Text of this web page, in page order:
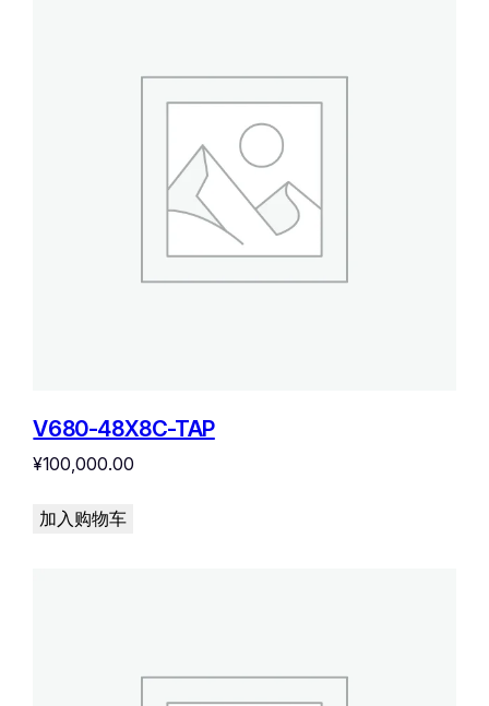
V680-48X8C-TAP
¥100,000.00
加入购物车